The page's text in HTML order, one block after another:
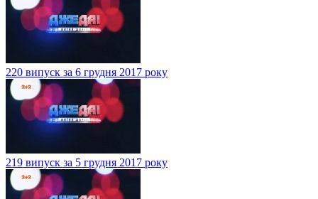
220 випуск за 6 грудня 2017 року
219 випуск за 5 грудня 2017 року